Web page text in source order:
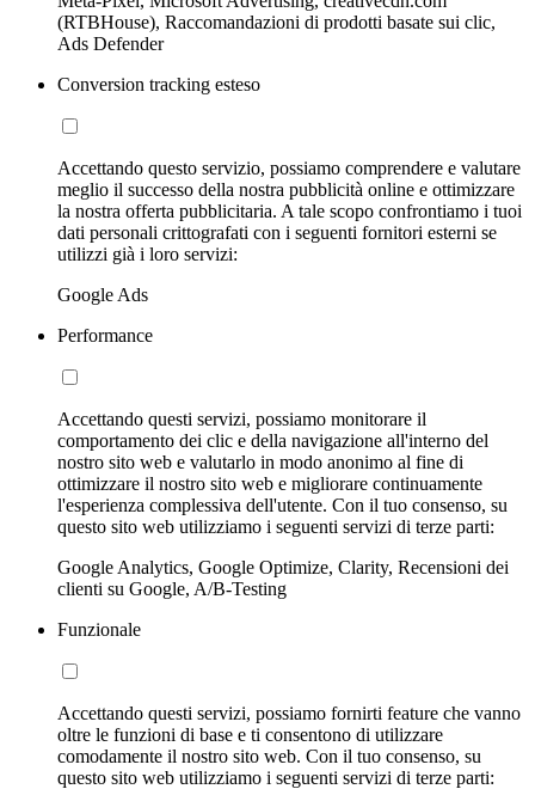
(RTBHouse), Raccomandazioni di prodotti basate sui clic,
Ads Defender
Conversion tracking esteso
Accettando questo servizio, possiamo comprendere e valutare
meglio il successo della nostra pubblicità online e ottimizzare
la nostra offerta pubblicitaria. A tale scopo confrontiamo i tuoi
dati personali crittografati con i seguenti fornitori esterni se
utilizzi già i loro servizi:
Google Ads
Performance
Accettando questi servizi, possiamo monitorare il
comportamento dei clic e della navigazione all'interno del
nostro sito web e valutarlo in modo anonimo al fine di
ottimizzare il nostro sito web e migliorare continuamente
l'esperienza complessiva dell'utente. Con il tuo consenso, su
questo sito web utilizziamo i seguenti servizi di terze parti:
Google Analytics, Google Optimize, Clarity, Recensioni dei
clienti su Google, A/B-Testing
Funzionale
Accettando questi servizi, possiamo fornirti feature che vanno
oltre le funzioni di base e ti consentono di utilizzare
comodamente il nostro sito web. Con il tuo consenso, su
questo sito web utilizziamo i seguenti servizi di terze parti: